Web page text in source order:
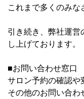
これまで多くのみな
引き続き、弊社運営
し上げております。
■お問い合わせ窓口
サロン予約の確認や
その他のお問い合わ